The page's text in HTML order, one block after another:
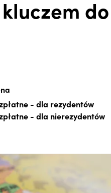
do
- dla rezydentów
- dla nierezydentów